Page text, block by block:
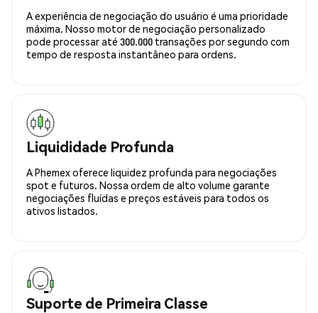
A experiência de negociação do usuário é uma prioridade
máxima. Nosso motor de negociação personalizado
pode processar até 300.000 transações por segundo com
tempo de resposta instantâneo para ordens.
Liquididade Profunda
A Phemex oferece liquidez profunda para negociações
spot e futuros. Nossa ordem de alto volume garante
negociações fluídas e preços estáveis para todos os
ativos listados.
Suporte de Primeira Classe